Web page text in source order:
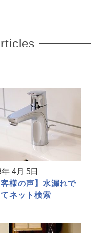
4月 5日
客様の声】水漏れで
てネット検索